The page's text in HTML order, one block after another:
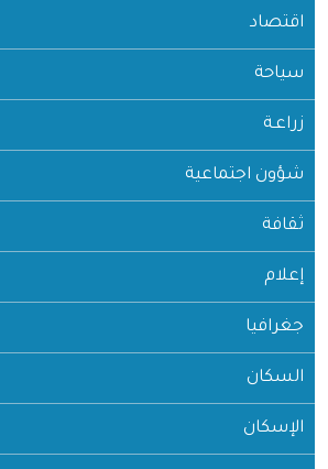
اقتصاد
سياحة
زراعـة
شؤون اجتماعية
ثقافة
إعلام
جغرافيا
السكان
الإسكان